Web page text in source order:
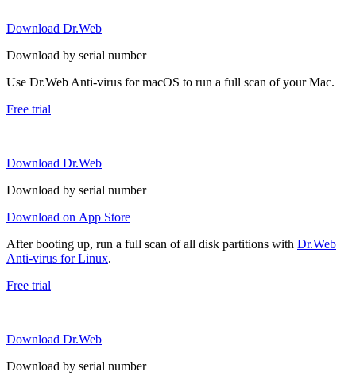
Download Dr.Web
Download by serial number
Use Dr.Web Anti-virus for macOS to run a full scan of your Mac.
Free trial
Download Dr.Web
Download by serial number
Download on App Store
After booting up, run a full scan of all disk partitions with Dr.Web
Anti-virus for Linux.
Free trial
Download Dr.Web
Download by serial number